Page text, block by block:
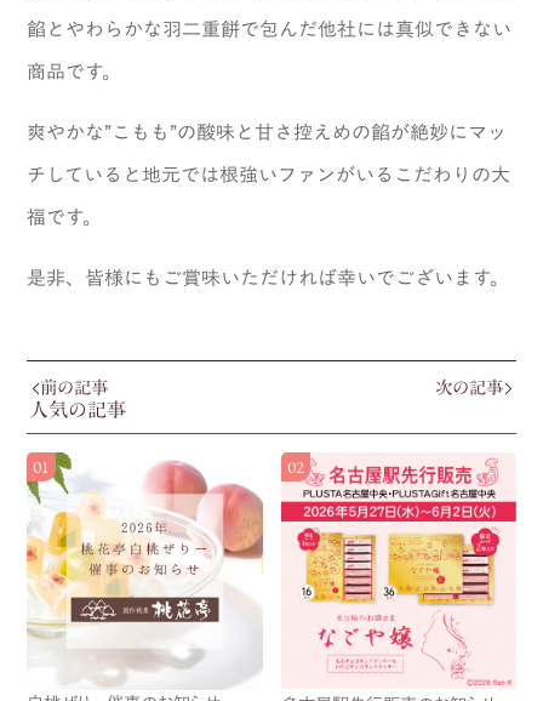
餡とやわらかな羽二重餅で包んだ他社には真似できない
商品です。
爽やかな”こもも”の酸味と甘さ控えめの餡が絶妙にマッ
チしていると地元では根強いファンがいるこだわりの大
福です。
是非、皆様にもご賞味いただければ幸いでございます。
前の記事 次の記事
人気の記事